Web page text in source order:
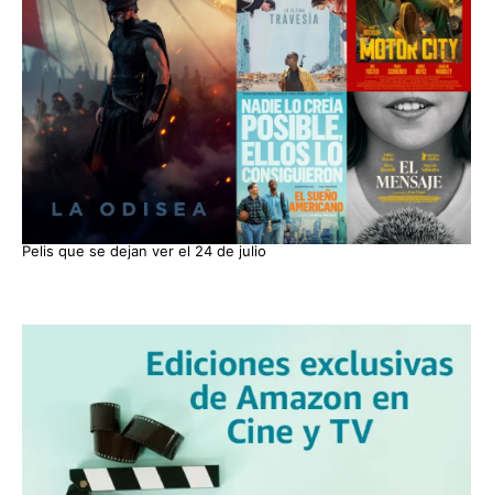
Pelis que se dejan ver el 24 de julio